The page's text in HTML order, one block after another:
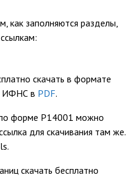
как заполняются разделы,
скачать в формате
ИФНС в PDF.
по форме Р14001 можно
для скачивания там же.
скачать бесплатно